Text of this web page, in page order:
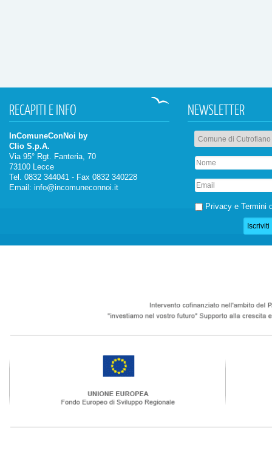
RECAPITI E INFO
InComuneConNoi by
Clio S.p.A.
Via 95° Rgt. Fanteria, 70
73100 Lecce
Tel. 0832 344041 - Fax 0832 340228
Email: info@incomuneconnoi.it
NEWSLETTER
Privacy e Termini